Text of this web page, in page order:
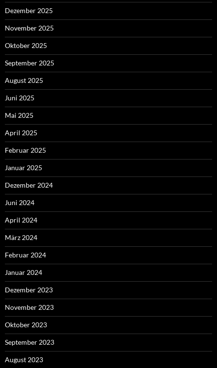
Dezember 2025
November 2025
Oktober 2025
September 2025
August 2025
Juni 2025
Mai 2025
April 2025
Februar 2025
Januar 2025
Dezember 2024
Juni 2024
April 2024
März 2024
Februar 2024
Januar 2024
Dezember 2023
November 2023
Oktober 2023
September 2023
August 2023